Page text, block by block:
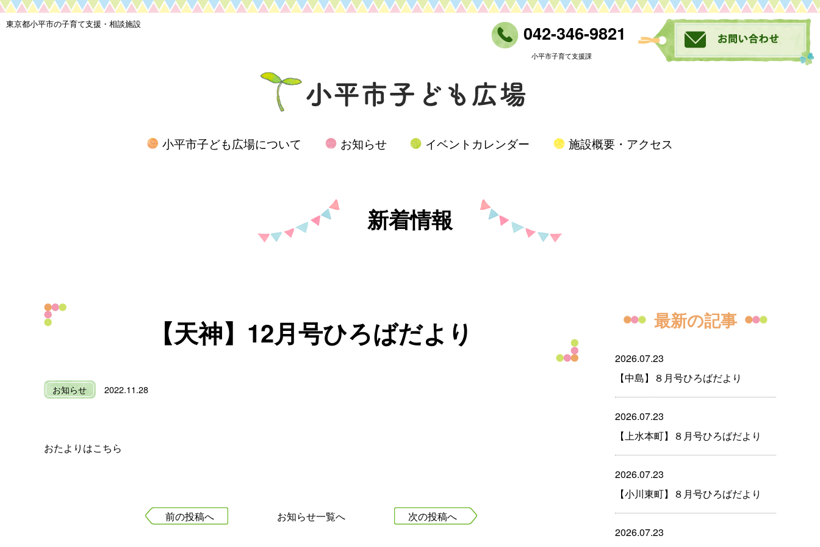
東京都小平市の子育て支援・相談施設 042-346-9821
小平市子育て支援課
小平市子ども広場について お知らせ イベントカレンダー 施設概要・アクセス
新着情報
【天神】12月号ひろばだより
お知らせ 2022.11.28
おたよりはこちら
前の投稿へ お知らせ一覧へ 次の投稿へ
最新の記事
2026.07.23
【中島】８月号ひろばだより
2026.07.23
【上水本町】８月号ひろばだより
2026.07.23
【小川東町】８月号ひろばだより
2026.07.23